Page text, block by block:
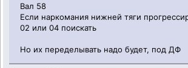
Вал 58
Если наркомания нижней тяги
02 или 04 поискать
Но их переделывать надо будет, под ДФ